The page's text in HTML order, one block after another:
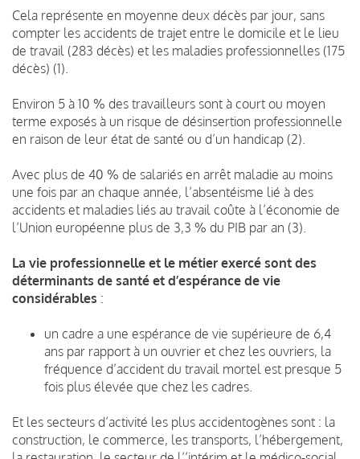
Cela représente en moyenne deux décès par jour, sans
compter les accidents de trajet entre le domicile et le lieu
de travail (283 décès) et les maladies professionnelles (175
décès) (1).
Environ 5 à 10 % des travailleurs sont à court ou moyen
terme exposés à un risque de désinsertion professionnelle
en raison de leur état de santé ou d’un handicap (2).
Avec plus de 40 % de salariés en arrêt maladie au moins
une fois par an chaque année, l’absentéisme lié à des
accidents et maladies liés au travail coûte à l’économie de
l’Union européenne plus de 3,3 % du PIB par an (3).
La vie professionnelle et le métier exercé sont des
déterminants de santé et d’espérance de vie
considérables :
un cadre a une espérance de vie supérieure de 6,4
ans par rapport à un ouvrier et chez les ouvriers, la
fréquence d’accident du travail mortel est presque 5
fois plus élevée que chez les cadres.
Et les secteurs d’activité les plus accidentogènes sont : la
construction, le commerce, les transports, l’hébergement,